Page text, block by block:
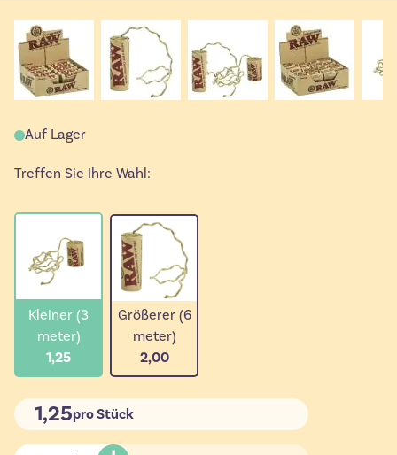
Auf Lager
Treffen Sie Ihre Wahl:
Kleiner (3
meter)
1,25
Größerer (6
meter)
2,00
1,25pro Stück